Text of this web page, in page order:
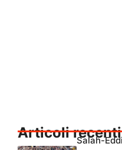
Articoli recenti
Salah-